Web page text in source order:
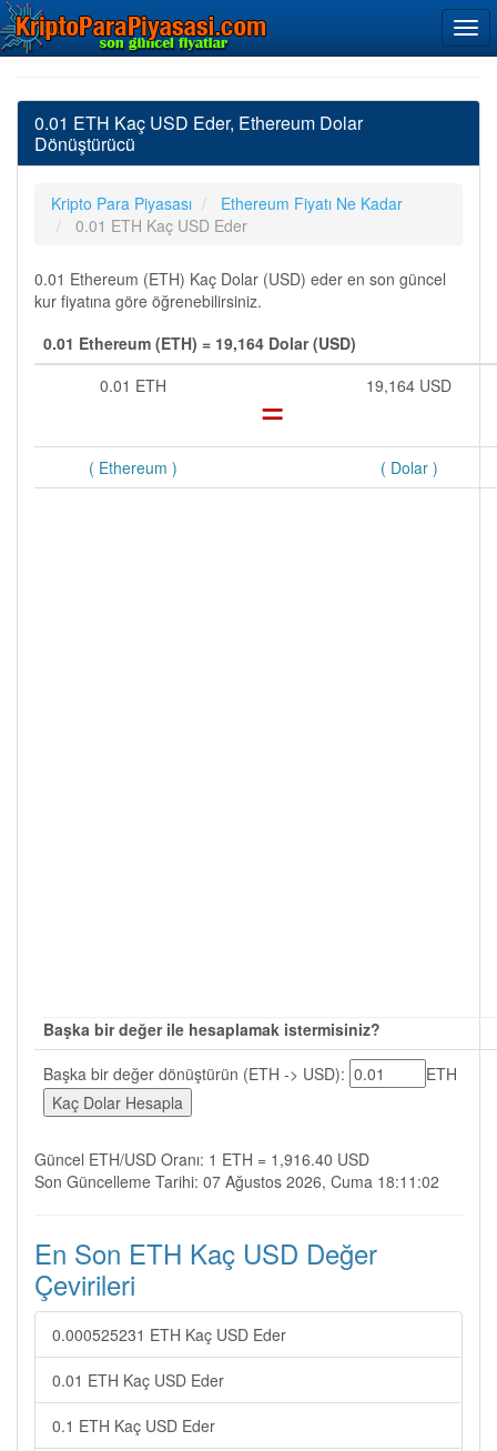
0.01 ETH Kaç USD Eder, Ethereum Dolar
Dönüştürücü
Kripto Para Piyasası
Ethereum Fiyatı Ne Kadar
0.01 ETH Kaç USD Eder
0.01 Ethereum (ETH) Kaç Dolar (USD) eder en son güncel
kur fiyatına göre öğrenebilirsiniz.
0.01 Ethereum (ETH) = 19,164 Dolar (USD)
0.01 ETH
= 19,164 USD
( Ethereum ) ( Dolar )
Başka bir değer ile hesaplamak istermisiniz?
Başka bir değer dönüştürün (ETH -> USD):
ETH
Güncel ETH/USD Oranı: 1 ETH = 1,916.40 USD
Son Güncelleme Tarihi: 07 Ağustos 2026, Cuma 18:11:02
En Son ETH Kaç USD Değer
Çevirileri
0.000525231 ETH Kaç USD Eder
0.01 ETH Kaç USD Eder
0.1 ETH Kaç USD Eder